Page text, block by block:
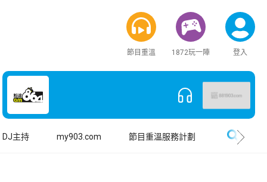
節目重溫 1872玩一陣 登入
DJ主持 my903.com 節目重溫服務計劃